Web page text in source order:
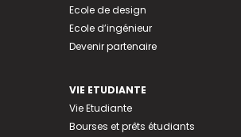
Ecole de design
Ecole d’ingénieur
Devenir partenaire
VIE ETUDIANTE
Vie Etudiante
Bourses et prêts étudiants